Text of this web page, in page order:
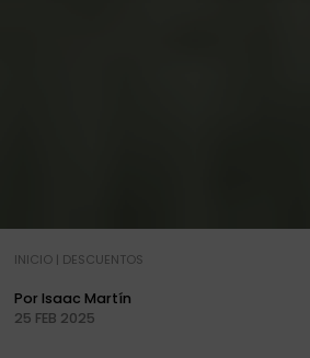
INICIO| DESCUENTOS
Por Isaac Martín
25 FEB 2025